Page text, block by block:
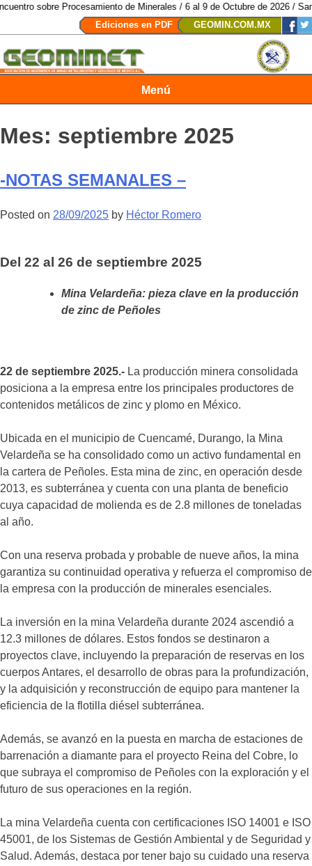
Procesamiento de Minerales / 6 al 9 de Octubre de 2026 / San Luis
Ediciones en PDF
GEOMIN.COM.MX
Menú
Mes: septiembre 2025
-NOTAS SEMANALES –
Posted on 28/09/2025 by Héctor Romero
Del 22 al 26 de septiembre 2025
Mina Velardeña: pieza clave en la producción
de zinc de Peñoles
22 de septiembre 2025.- La producción minera consolidada
posiciona a la empresa entre los principales productores de
contenidos metálicos de zinc y plomo en México.
Ubicada en el municipio de Cuencamé, Durango, la Mina
Velardeña se ha consolidado como un activo fundamental en
la cartera de Peñoles. Esta mina de zinc, en operación desde
2013, es subterránea y cuenta con una planta de beneficio
cuya capacidad de molienda es de 2.8 millones de toneladas
al año.
Con una reserva probada y probable de nueve años, la mina
garantiza su continuidad operativa y refuerza el compromiso de
la empresa con la producción de minerales esenciales.
La inversión en la mina Velardeña durante 2024 ascendió a
12.3 millones de dólares. Estos fondos se destinaron a
proyectos clave, incluyendo la preparación de reservas en los
cuerpos Antares, el desarrollo de obras para la profundización,
y la adquisición y reconstrucción de equipo para mantener la
eficiencia de la flotilla diésel subterránea.
Además, se avanzó en la puesta en marcha de estaciones de
barrenación a diamante para el proyecto Reina del Cobre, lo
que subraya el compromiso de Peñoles con la exploración y el
futuro de sus operaciones en la región.
La mina Velardeña cuenta con certificaciones ISO 14001 e ISO
45001, de los Sistemas de Gestión Ambiental y de Seguridad y
Salud. Además, destaca por tener bajo su cuidado una reserva